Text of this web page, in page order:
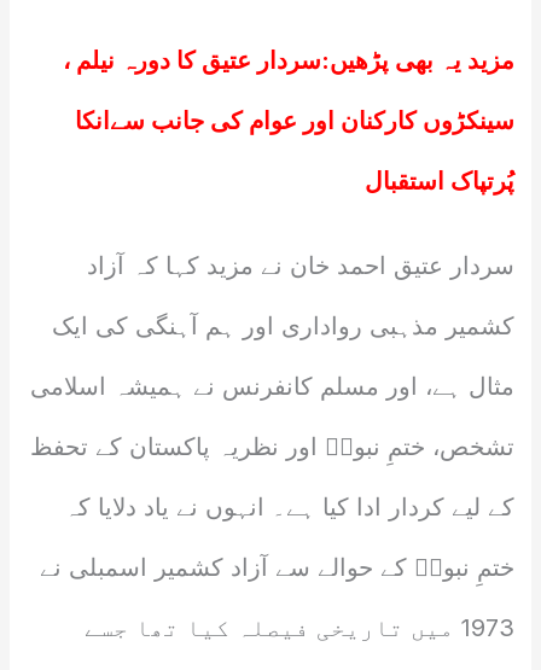
مزید یہ بھی پڑھیں:سردار عتیق کا دورہ نیلم ،
سینکڑوں کارکنان اور عوام کی جانب سےانکا
پُرتپاک استقبال
سردار عتیق احمد خان نے مزید کہا کہ آزاد
کشمیر مذہبی رواداری اور ہم آہنگی کی ایک
مثال ہے، اور مسلم کانفرنس نے ہمیشہ اسلامی
تشخص، ختمِ نبوتؐ اور نظریہ پاکستان کے تحفظ
کے لیے کردار ادا کیا ہے۔ انہوں نے یاد دلایا کہ
ختمِ نبوتؐ کے حوالے سے آزاد کشمیر اسمبلی نے
1973 میں تاریخی فیصلہ کیا تھا جسے